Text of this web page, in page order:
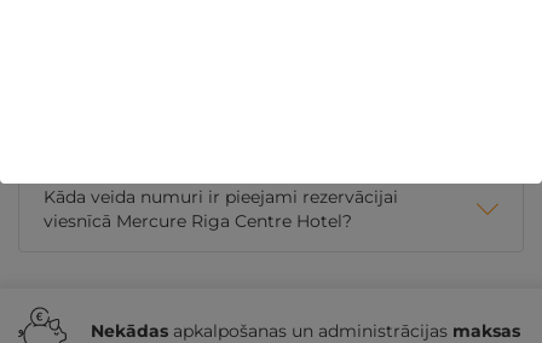
Kāda veida numuri ir pieejami rezervācijai
viesnīcā Mercure Riga Centre Hotel?
Nekādas apkalpošanas un administrācijas maksas